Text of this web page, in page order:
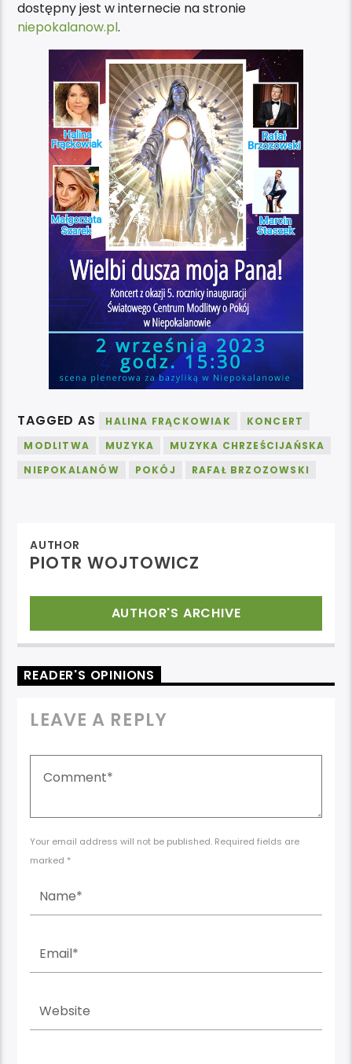
dostępny jest w internecie na stronie
niepokalanow.pl.
TAGGED AS HALINA FRĄCKOWIAK
KONCERT
MODLITWA
MUZYKA
MUZYKA CHRZEŚCIJAŃSKA
NIEPOKALANÓW
POKÓJ RAFAŁ BRZOZOWSKI
AUTHOR
PIOTR WOJTOWICZ
AUTHOR'S ARCHIVE
READER'S OPINIONS
LEAVE A REPLY
Your email address will not be published. Required fields are
marked *